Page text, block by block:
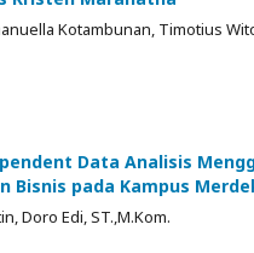
Kotambunan, Timotius
Data Analisis
Bisnis pada Kampus
Doro Edi, ST.,M.Kom.